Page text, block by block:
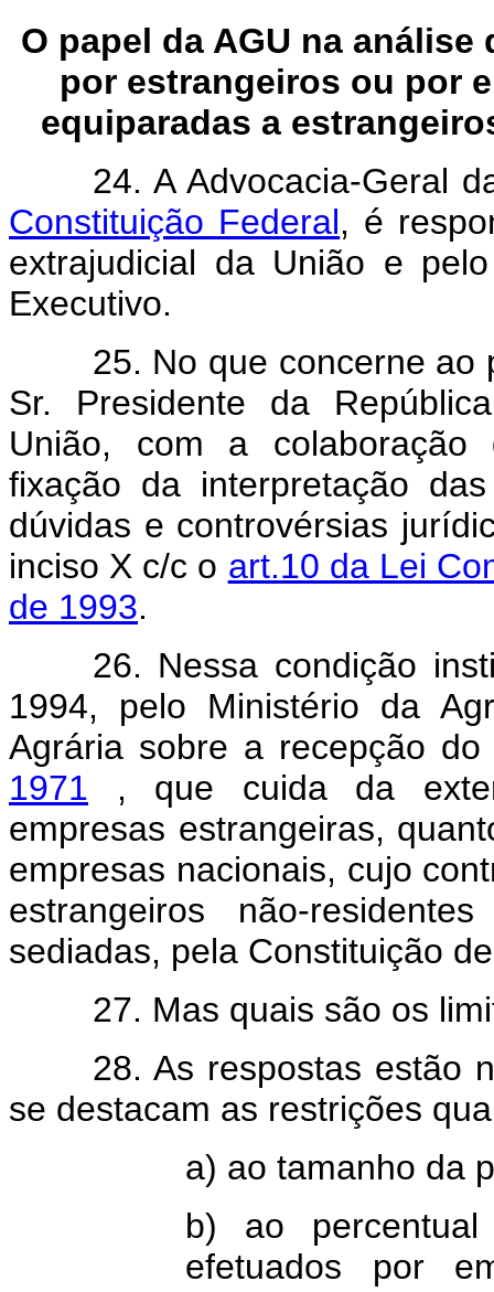
O papel da AGU na
por estrangeiros ou por
equiparadas a
24. A Advocacia-Geral
Constituição Federal, é
extrajudicial da União e
Executivo.
25. No que concerne ao
Sr. Presidente da
União, com a
fixação da interpretação
dúvidas e controvérsias
inciso X c/c o art.10 da Lei
de 1993.
26. Nessa condição
1994, pelo Ministério da
Agrária sobre a recepção
1971 , que cuida da
empresas estrangeiras,
empresas nacionais, cujo
estrangeiros não-
sediadas, pela Constituição
27. Mas quais são os
28. As respostas estão
se destacam as restrições
a) ao tamanho da
b) ao
efetuados por